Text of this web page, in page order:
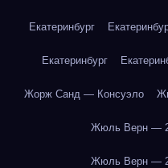
Екатеринбург
Екатеринбург
Жорж Санд — Консуэло
Жюль Верн —
Жюль Верн —